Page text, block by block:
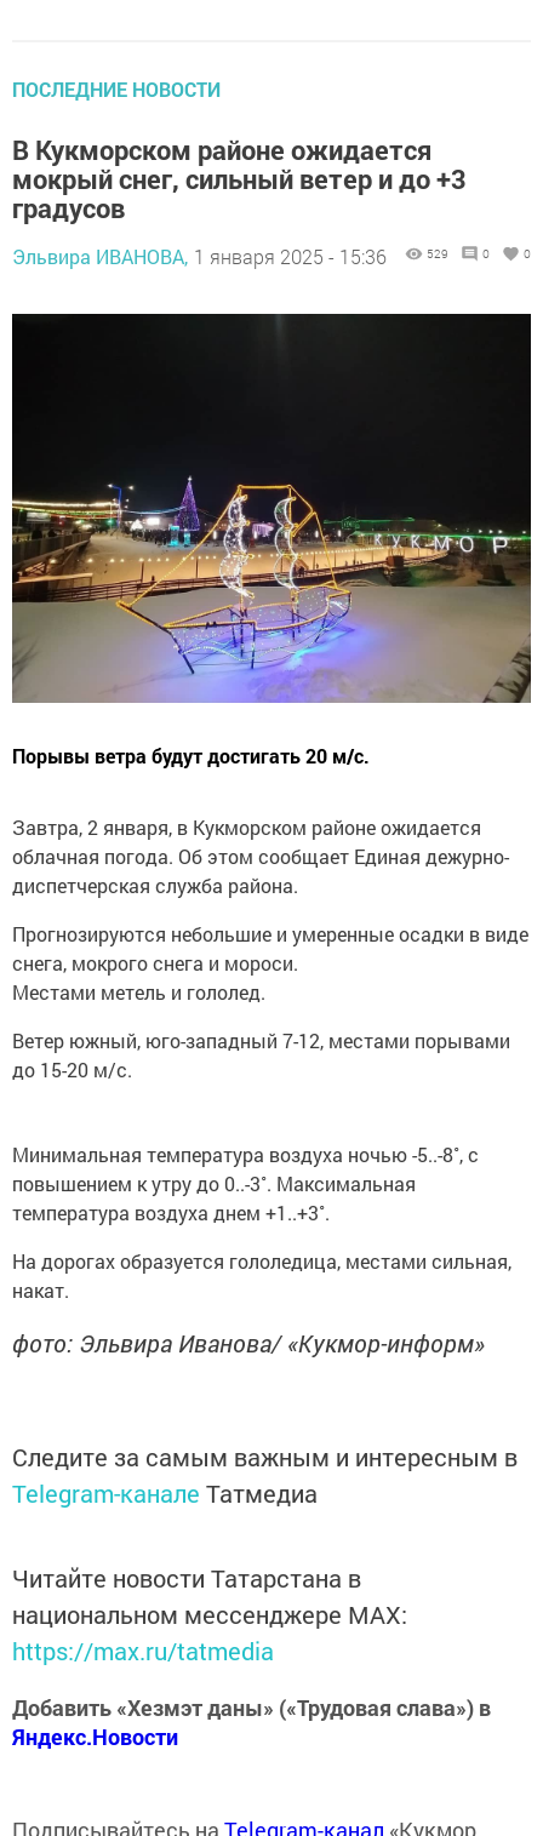
ПОСЛЕДНИЕ НОВОСТИ
В Кукморском районе ожидается
мокрый снег, сильный ветер и до +3
градусов
Эльвира ИВАНОВА, 1 января 2025 - 15:36 529 0 0
Порывы ветра будут достигать 20 м/с.
Завтра, 2 января, в Кукморском районе ожидается
облачная погода. Об этом сообщает Единая дежурно-
диспетчерская служба района.
Прогнозируются небольшие и умеренные осадки в виде
снега, мокрого снега и мороси.
Местами метель и гололед.
Ветер южный, юго-западный 7-12, местами порывами
до 15-20 м/с.
Минимальная температура воздуха ночью -5..-8˚, с
повышением к утру до 0..-3˚. Максимальная
температура воздуха днем +1..+3˚.
На дорогах образуется гололедица, местами сильная,
накат.
фото: Эльвира Иванова/ «Кукмор-информ»
Следите за самым важным и интересным в
Telegram-канале Татмедиа
Читайте новости Татарстана в
национальном мессенджере MАХ:
https://max.ru/tatmedia
Добавить «Хезмэт даны» («Трудовая слава») в
Яндекс.Новости
Подписывайтесь на Telegram-канал «Кукмор